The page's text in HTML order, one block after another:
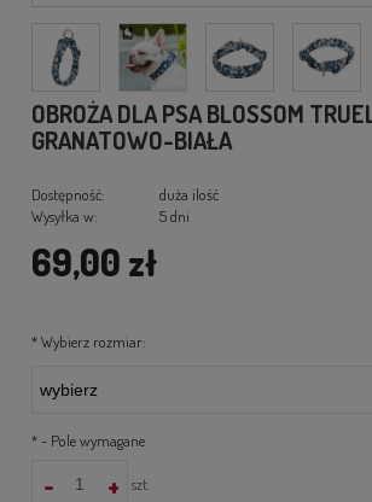
OBROŻA DLA PSA BLOSSOM
GRANATOWO-BIAŁA
Dostępność:
duża ilość
Wysyłka w:
5 dni
69,00 zł
*Wybierz rozmiar:
*- Pole wymagane
+
- szt.